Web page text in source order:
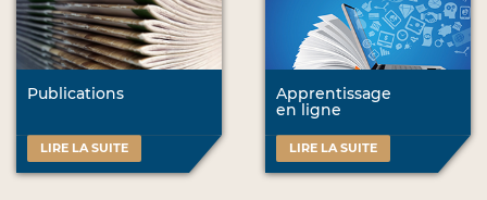
Publications
LIRE LA SUITE
Apprentissage
en ligne
LIRE LA SUITE